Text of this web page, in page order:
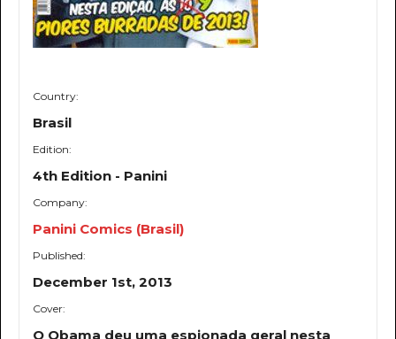
Country:
Brasil
Edition:
4th Edition - Panini
Company:
Panini Comics (Brasil)
Published:
December 1st, 2013
Cover:
O Obama deu uma espionada geral nesta